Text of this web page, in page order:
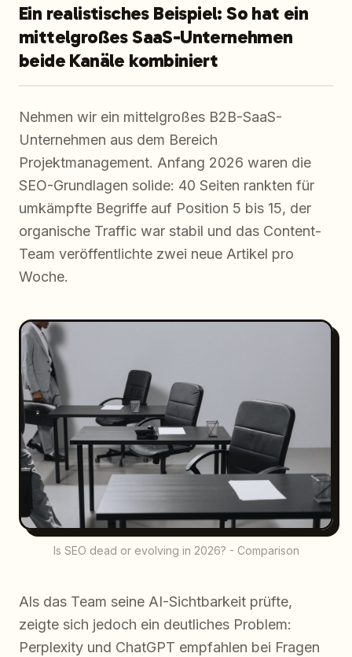
Ein realistisches Beispiel: So hat ein
mittelgroßes SaaS-Unternehmen
beide Kanäle kombiniert
Nehmen wir ein mittelgroßes B2B-SaaS-
Unternehmen aus dem Bereich
Projektmanagement. Anfang 2026 waren die
SEO-Grundlagen solide: 40 Seiten rankten für
umkämpfte Begriffe auf Position 5 bis 15, der
organische Traffic war stabil und das Content-
Team veröffentlichte zwei neue Artikel pro
Woche.
Is SEO dead or evolving in 2026? - Comparison
Als das Team seine AI-Sichtbarkeit prüfte,
zeigte sich jedoch ein deutliches Problem:
Perplexity und ChatGPT empfahlen bei Fragen